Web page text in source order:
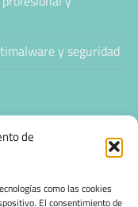
de
como las cookies
El consentimiento de
y seguridad